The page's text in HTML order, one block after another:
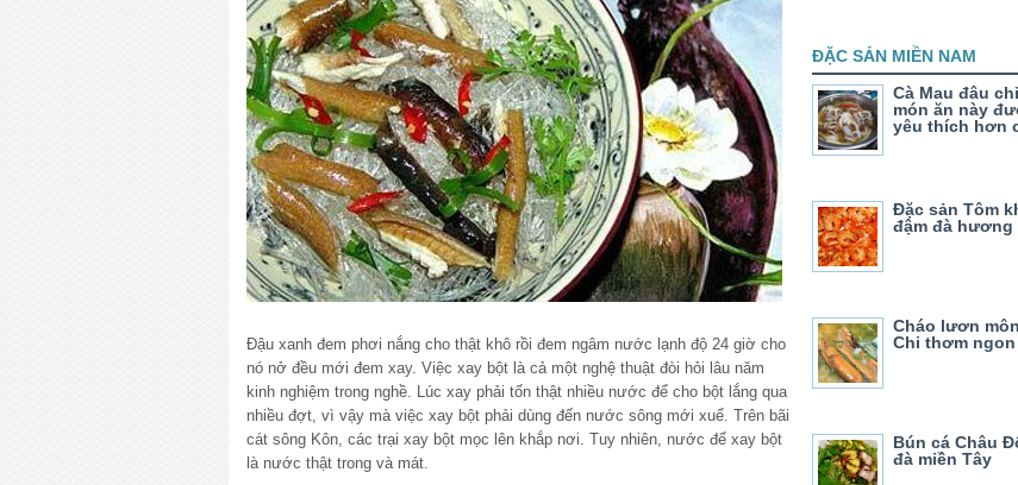
Đậu xanh đem phơi nắng cho thật khô rồi đem ngâm nước lạnh độ 24 giờ cho
nó nở đều mới đem xay. Việc xay bột là cả một nghệ thuật đòi hỏi lâu năm
kinh nghiệm trong nghề. Lúc xay phải tốn thật nhiều nước để cho bột lắng qua
nhiều đợt, vì vậy mà việc xay bột phải dùng đến nước sông mới xuể. Trên bãi
cát sông Kôn, các trại xay bột mọc lên khắp nơi. Tuy nhiên, nước để xay bột
là nước thật trong và mát.
ĐẶC SẢN MIỀN NAM
Cà Mau đâu
món ăn này
yêu thích hơn
Đặc sản Tôm
đậm đà hương
Cháo lươn
Chi thơm ngon
Bún cá Châu
đà miền Tây